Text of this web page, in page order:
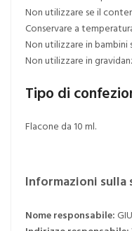
Non utilizzare se il
Conservare a
Non utilizzare in bambini
Non utilizzare in
Tipo di
Flacone da 10 ml.
Informazioni sulla
Nome responsabile: